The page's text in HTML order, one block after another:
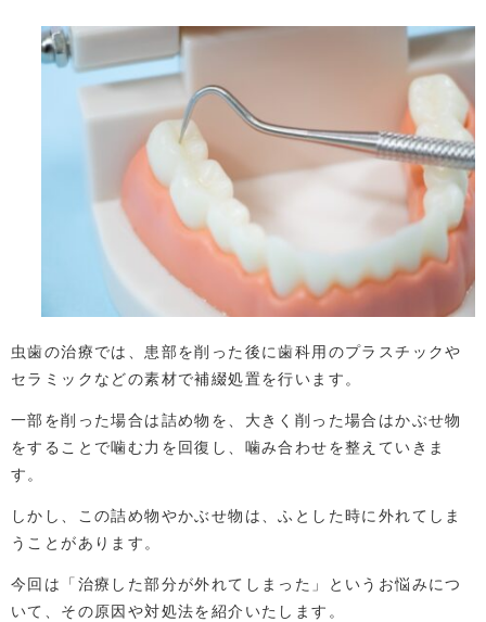
虫歯の治療では、患部を削った後に歯科用のプラスチックや
セラミックなどの素材で補綴処置を行います。
一部を削った場合は詰め物を、大きく削った場合はかぶせ物
をすることで噛む力を回復し、噛み合わせを整えていきま
す。
しかし、この詰め物やかぶせ物は、ふとした時に外れてしま
うことがあります。
今回は「治療した部分が外れてしまった」というお悩みにつ
いて、その原因や対処法を紹介いたします。